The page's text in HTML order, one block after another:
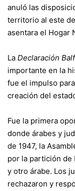
anuló las
territorio al este
asentara el Hogar
La Declaración
importante en la
fue el impulso
creación del
Fue la primera
donde árabes y
de 1947, la
por la partición de
y otro árabe. Los
rechazaron y